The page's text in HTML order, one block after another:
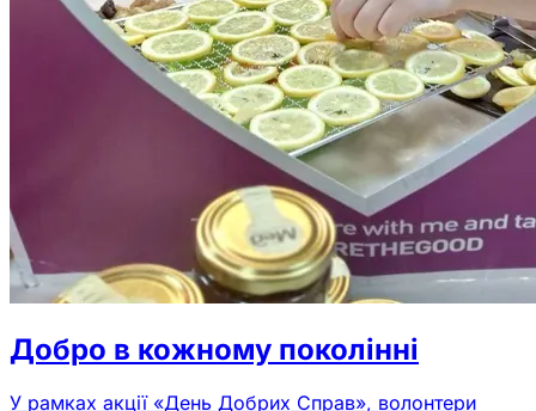
Добро в кожному поколінні
У рамках акції «День Добрих Справ», волонтери